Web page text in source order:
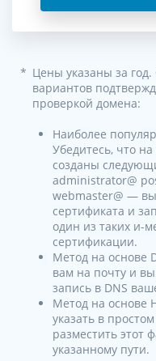
* Цены указаны за год.
вариантов
проверкой домена:
Наиболее
Убедитесь, что
созданы
administrator@
webmaster@ —
сертификата и
один из таких и-
сертификации.
Метод на основе
вам на почту и
запись в DNS
Метод на основе
указать в
разместить этот
указанному пути.